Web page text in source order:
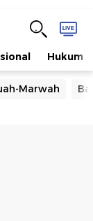
Hukum
Marwah